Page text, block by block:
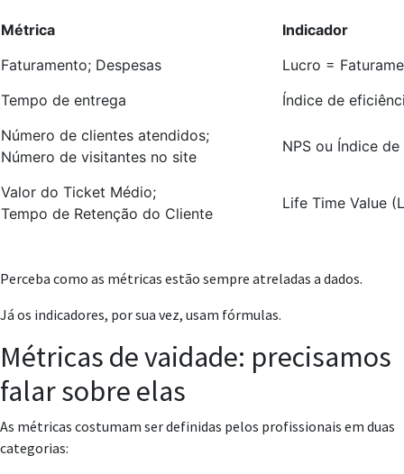
Métrica
Indicador
Faturamento; Despesas
Lucro =
Tempo de entrega
Índice de
Número de clientes atendidos;
Número de visitantes no site
NPS ou Índice
Valor do Ticket Médio;
Tempo de Retenção do Cliente
Life Time Value
Perceba como as métricas estão sempre atreladas a dados.
Já os indicadores, por sua vez, usam fórmulas.
Métricas de vaidade: precisamos
falar sobre elas
As métricas costumam ser definidas pelos profissionais em duas
categorias: